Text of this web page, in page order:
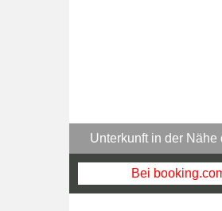
Unterkunft in der Nähe
Bei